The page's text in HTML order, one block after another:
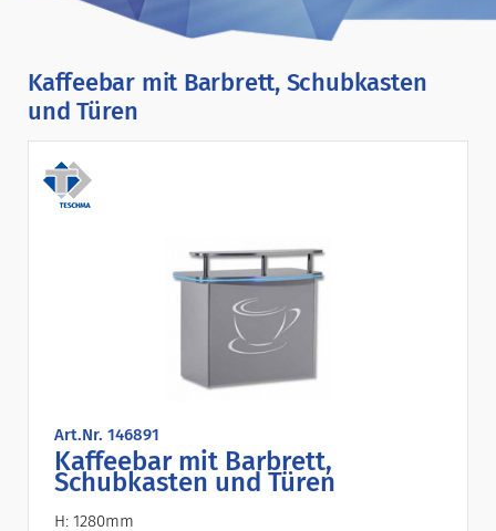
Kaffeebar mit Barbrett, Schubkasten
und Türen
Art.Nr. 146891
Kaffeebar mit Barbrett,
Schubkasten und Türen
H: 1280mm